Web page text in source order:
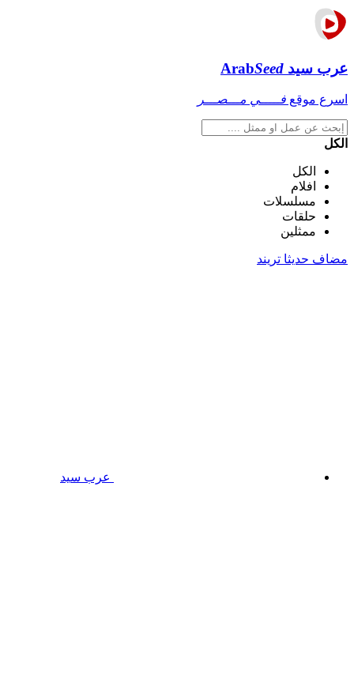
عرب سيد ArabSeed
اسرع موقع فـــــي مـــصـــر
الكل
الكل
افلام
مسلسلات
حلقات
ممثلين
مضاف حديثا تريند
عرب سيد